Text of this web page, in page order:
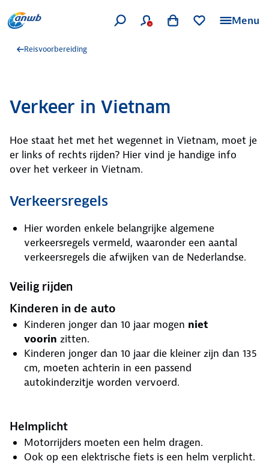
Menu
Reisvoorbereiding
Verkeer in Vietnam
Hoe staat het met het wegennet in Vietnam, moet je
er links of rechts rijden? Hier vind je handige info
over het verkeer in Vietnam.
Verkeersregels
Hier worden enkele belangrijke algemene
verkeersregels vermeld, waaronder een aantal
verkeersregels die afwijken van de Nederlandse.
Veilig rijden
Kinderen in de auto
Kinderen jonger dan 10 jaar mogen niet
voorin zitten.
Kinderen jonger dan 10 jaar die kleiner zijn dan 135
cm, moeten achterin in een passend
autokinderzitje worden vervoerd.
Helmplicht
Motorrijders moeten een helm dragen.
Ook op een elektrische fiets is een helm verplicht.